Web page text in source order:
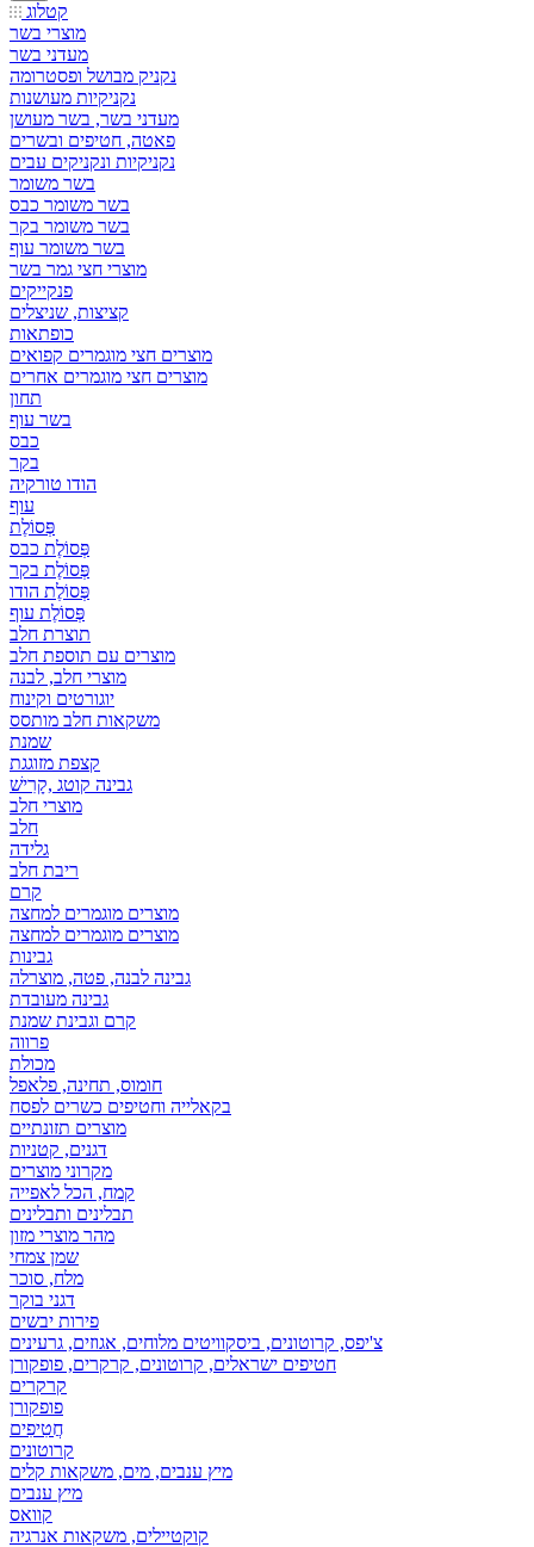
קטלוג
מוצרי בשר
מעדני בשר
נקניק מבושל ופסטרומה
נקניקיות מעושנות
מעדני בשר, בשר מעושן
פאטה, חטיפים ובשרים
נקניקיות ונקניקים עבים
בשר משומר
בשר משומר כבס
בשר משומר בקר
בשר משומר עוף
מוצרי חצי גמר בשר
פנקייקים
קציצות, שניצלים
כופתאות
מוצרים חצי מוגמרים קפואים
מוצרים חצי מוגמרים אחרים
תחון
בשר עוף
כבס
בקר
הודו טורקיה
עוף
פְּסוֹלֶת
פְּסוֹלֶת כבס
פְּסוֹלֶת בקר
פְּסוֹלֶת הודו
פְּסוֹלֶת עוף
תוצרת חלב
מוצרים עם תוספת חלב
מוצרי חלב, לבנה
יוגורטים וקינוח
משקאות חלב מותסס
שמנת
קצפת מזוגגת
גבינה קוטג ,קָרִישׁ
מוצרי חלב
חלב
גלידה
ריבת חלב
קרם
מוצרים מוגמרים למחצה
מוצרים מוגמרים למחצה
גבינות
גבינה לבנה, פטה, מוצרלה
גבינה מעובדת
קרם וגבינת שמנת
פרווה
מכולת
חומוס, תחינה, פלאפל
בקאלייה וחטיפים כשרים לפסח
מוצרים תזונתיים
דגנים, קטניות
מקרוני מוצרים
קמח, הכל לאפייה
תבלינים ותבלינים
מהר מוצרי מזון
שמן צמחי
מלח, סוכר
דגני בוקר
פירות יבשים
צ'יפס, קרוטונים, ביסקוויטים מלוחים, אגוזים, גרעינים
חטיפים ישראלים, קרוטונים, קרקרים, פופקורן
קרקרים
פופקורן
חֲטִיפִים
קרוטונים
מיץ ענבים, מים, משקאות קלים
מיץ ענבים
קוואס
קוקטיילים, משקאות אנרגיה